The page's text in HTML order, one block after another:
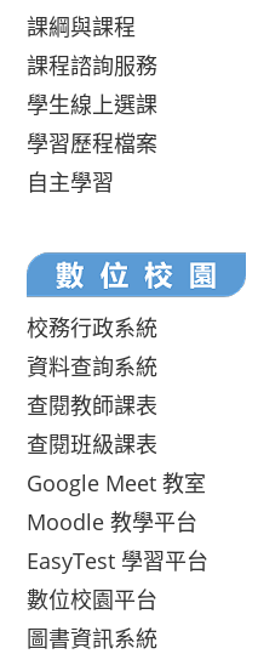
課綱與課程
課程諮詢服務
學生線上選課
學習歷程檔案
自主學習
校務行政系統
資料查詢系統
查閱教師課表
查閱班級課表
Google Meet 教室
Moodle 教學平台
EasyTest 學習平台
數位校園平台
圖書資訊系統